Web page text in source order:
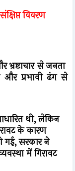
विवरण
भ्रष्टाचार से जनता
और प्रभावी ढंग से
थी, लेकिन
के कारण
गई, सरकार ने
में गिरावट